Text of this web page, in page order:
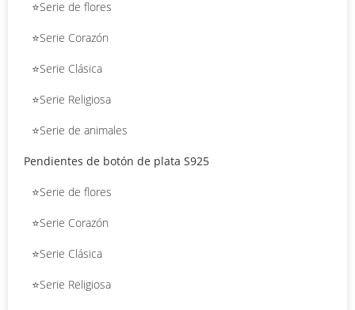
⭐Serie de flores
⭐Serie Corazón
⭐Serie Clásica
⭐Serie Religiosa
⭐Serie de animales
Pendientes de botón de plata S925
⭐Serie de flores
⭐Serie Corazón
⭐Serie Clásica
⭐Serie Religiosa